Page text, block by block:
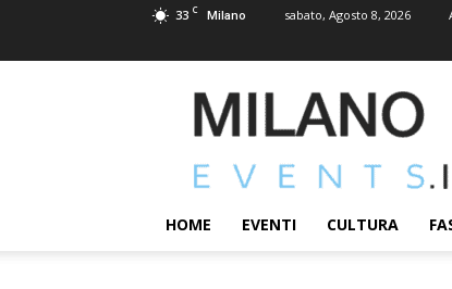
33 C Milano sabato, Agosto 8, 2026
|
2.0
ed
Eventi
HOME EVENTI CULTURA